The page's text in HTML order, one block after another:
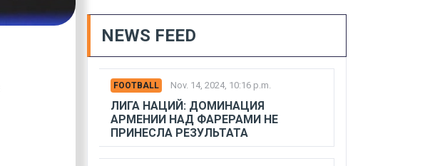
NEWS FEED
FOOTBALL Nov. 14, 2024, 10:16 p.m.
ЛИГА НАЦИЙ: ДОМИНАЦИЯ
АРМЕНИИ НАД ФАРЕРАМИ НЕ
ПРИНЕСЛА РЕЗУЛЬТАТА